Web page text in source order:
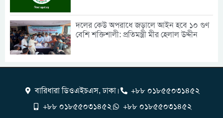
দলের কেউ অপরাধে জড়ালে আইন হবে ১০ গুণ
বেশি শক্তিশালী: প্রতিমন্ত্রী মীর হেলাল উদ্দীন
বারিধারা ডিওএইচএস, ঢাকা।
+৮৮ ০১৮৫৫০৩১৪৫২
+৮৮ ০১৮৫৫০৩১৪৫২
+৮৮ ০১৮৫৫০৩১৪৫২